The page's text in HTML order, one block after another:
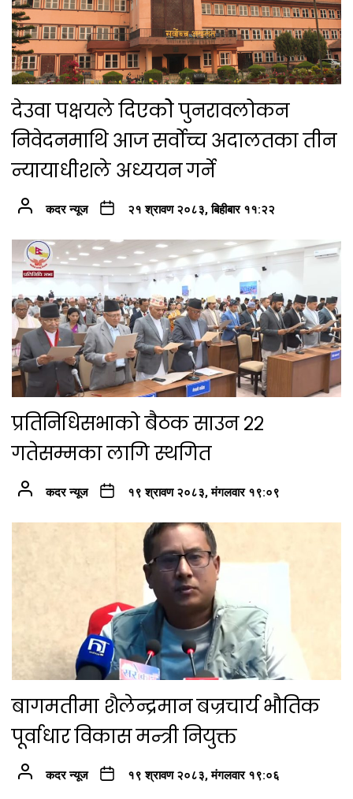
देउवा पक्षयले दिएकोे पुनरावलोकन
निवेदनमाथि आज सर्वोच्च अदालतका तीन
न्यायाधीशले अध्ययन गर्ने
कदर न्यूज २१ श्रावण २०८३, बिहीबार ११:२२
प्रतिनिधिसभाको बैठक साउन २२
गतेसम्मका लागि स्थगित
कदर न्यूज १९ श्रावण २०८३, मंगलवार १९:०९
बागमतीमा शैलेन्द्रमान बज्रचार्य भौतिक
पूर्वाधार विकास मन्त्री नियुक्त
कदर न्यूज १९ श्रावण २०८३, मंगलवार १९:०६